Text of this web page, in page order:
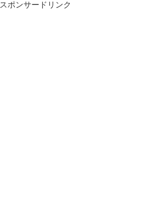
スポンサードリンク